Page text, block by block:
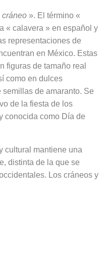
cráneo ». El término «
« calavera » en español y
representaciones de
en México. Estas
figuras de tamaño real
como en dulces
de amaranto. Se
de la fiesta de los
conocida como Día de
cultural mantiene una
distinta de la que se
Los cráneos y